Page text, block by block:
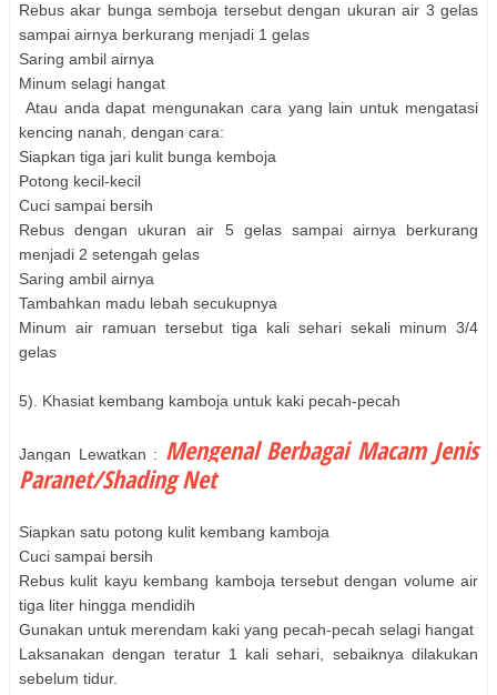
Rebus akar bunga semboja tersebut dengan ukuran air 3 gelas
sampai airnya berkurang menjadi 1 gelas
Saring ambil airnya
Minum selagi hangat
Atau anda dapat mengunakan cara yang lain untuk mengatasi
kencing nanah, dengan cara:
Siapkan tiga jari kulit bunga kemboja
Potong kecil-kecil
Cuci sampai bersih
Rebus dengan ukuran air 5 gelas sampai airnya berkurang
menjadi 2 setengah gelas
Saring ambil airnya
Tambahkan madu lebah secukupnya
Minum air ramuan tersebut tiga kali sehari sekali minum 3/4
gelas
5). Khasiat kembang kamboja untuk kaki pecah-pecah
Jangan Lewatkan : Mengenal Berbagai Macam Jenis
Paranet/Shading Net
Siapkan satu potong kulit kembang kamboja
Cuci sampai bersih
Rebus kulit kayu kembang kamboja tersebut dengan volume air
tiga liter hingga mendidih
Gunakan untuk merendam kaki yang pecah-pecah selagi hangat
Laksanakan dengan teratur 1 kali sehari, sebaiknya dilakukan
sebelum tidur.